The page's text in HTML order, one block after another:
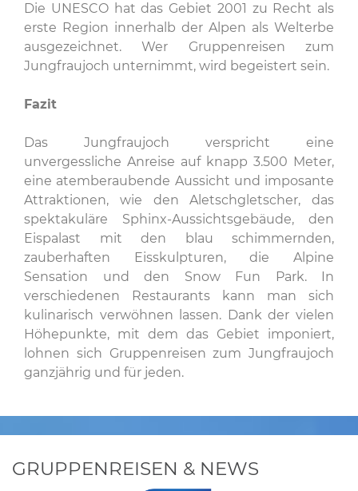
Die UNESCO hat das Gebiet 2001 zu Recht als
erste Region innerhalb der Alpen als Welterbe
ausgezeichnet. Wer Gruppenreisen zum
Jungfraujoch unternimmt, wird begeistert sein.
Fazit
Das Jungfraujoch verspricht eine
unvergessliche Anreise auf knapp 3.500 Meter,
eine atemberaubende Aussicht und imposante
Attraktionen, wie den Aletschgletscher, das
spektakuläre Sphinx-Aussichtsgebäude, den
Eispalast mit den blau schimmernden,
zauberhaften Eisskulpturen, die Alpine
Sensation und den Snow Fun Park. In
verschiedenen Restaurants kann man sich
kulinarisch verwöhnen lassen. Dank der vielen
Höhepunkte, mit dem das Gebiet imponiert,
lohnen sich Gruppenreisen zum Jungfraujoch
ganzjährig und für jeden.
GRUPPENREISEN & NEWS